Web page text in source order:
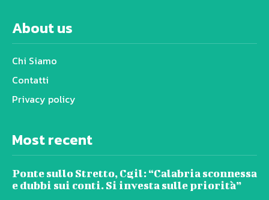
About us
Chi Siamo
Contatti
Privacy policy
Most recent
Ponte sullo Stretto, Cgil: “Calabria sconnessa
e dubbi sui conti. Si investa sulle priorità”